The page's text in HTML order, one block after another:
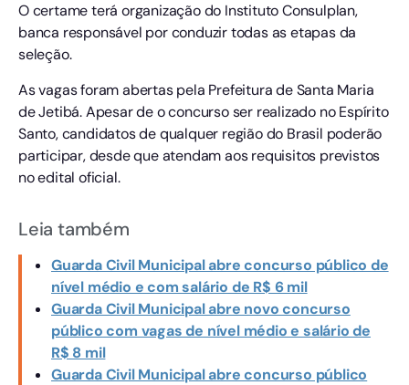
O certame terá organização do Instituto Consulplan,
banca responsável por conduzir todas as etapas da
seleção.
As vagas foram abertas pela Prefeitura de Santa Maria
de Jetibá. Apesar de o concurso ser realizado no Espírito
Santo, candidatos de qualquer região do Brasil poderão
participar, desde que atendam aos requisitos previstos
no edital oficial.
Leia também
Guarda Civil Municipal abre concurso público de
nível médio e com salário de R$ 6 mil
Guarda Civil Municipal abre novo concurso
público com vagas de nível médio e salário de
R$ 8 mil
Guarda Civil Municipal abre concurso público